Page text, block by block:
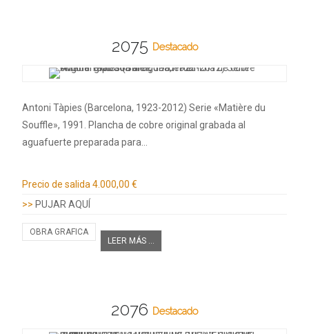
2075 Destacado
Antoni Tàpies (Barcelona, 1923-2012) Serie «Matière du
Souffle», 1991. Plancha de cobre original grabada al
aguafuerte preparada para…
Precio de salida4.000,00 €
>> PUJAR AQUÍ
OBRA GRAFICA
LEER MÁS ...
2076 Destacado